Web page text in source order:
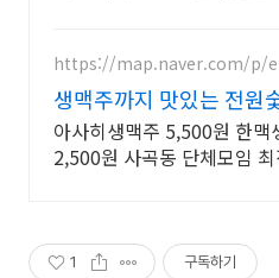
https://map.naver.com/p/
생맥주까지 맛있는 전원
미사곡 모임,회식장소 추
아사히생맥주 5,500원 한맥
2,500원 사곡동 단체모임
1 구독하기